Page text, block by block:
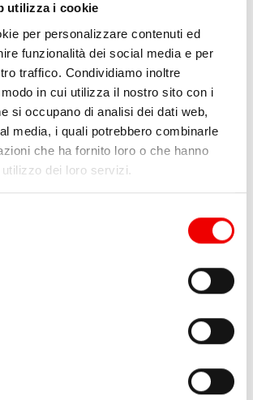
utilizza i cookie
per personalizzare contenuti ed
funzionalità dei social media e per
traffico. Condividiamo inoltre
in cui utilizza il nostro sito con i
si occupano di analisi dei dati web,
media, i quali potrebbero combinarle
che ha fornito loro o che hanno
dei loro servizi.
1 varianti